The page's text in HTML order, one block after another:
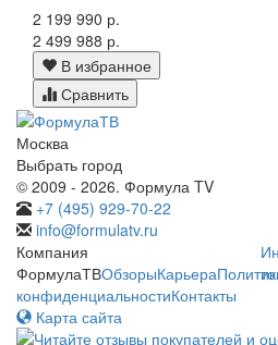
2 199 990 р.
2 499 988 р.
В избранное
Сравнить
Москва
Выбрать город
© 2009 - 2026. Формула TV
+7 (495) 929-70-22
info@formulatv.ru
Компания
ФормулаТВОбзорыКарьера
конфиденциальностиКонтакты
Карта сайта